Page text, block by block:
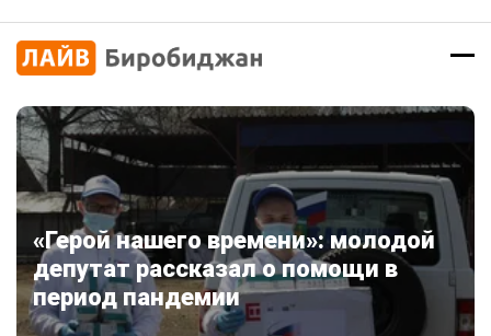
«Герой нашего времени»: молодой
депутат рассказал о помощи в
период пандемии